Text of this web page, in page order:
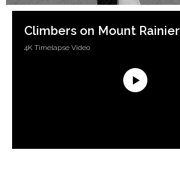
Climbers on Mount Rainier
4K Timelapse Video